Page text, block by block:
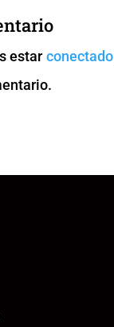
A
p
p k
er
estarconectado